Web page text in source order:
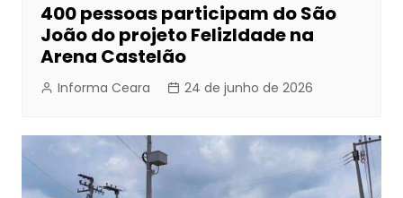
400 pessoas participam do São
João do projeto FelizIdade na
Arena Castelão
Informa Ceara 24 de junho de 2026